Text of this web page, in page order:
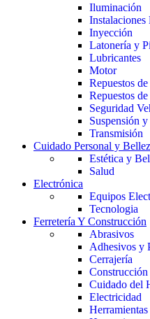
Iluminación
Instalaciones
Inyección
Latonería y
Lubricantes
Motor
Repuestos
Repuestos
Seguridad
Suspensión
Transmisión
Cuidado Personal y
Estética y
Salud
Electrónica
Equipos
Tecnologia
Ferretería Y Construcción
Abrasivos
Adhesivos y
Cerrajería
Cuidado del
Electricidad
Herramientas